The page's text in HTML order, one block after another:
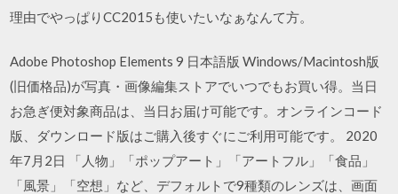
理由でやっぱりCC2015も使いたいなぁなんて方。
Adobe Photoshop Elements 9 日本語版 Windows/Macintosh版
(旧価格品)が写真・画像編集ストアでいつでもお買い得。当日
お急ぎ便対象商品は、当日お届け可能です。オンラインコード
版、ダウンロード版はご購入後すぐにご利用可能です。 2020
年7月2日 「人物」「ポップアート」「アートフル」「食品」
「風景」「空想」など、デフォルトで9種類のレンズは、画面